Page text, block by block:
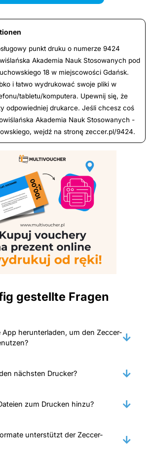
punkt druku o numerze 9424
Akademia Nauk Stosowanych pod
18 w miejscowości Gdańsk.
i łatwo wydrukować swoje pliki w
tabletu/komputera. Upewnij się, że
odpowiedniej drukarce. Jeśli chcesz coś
Akademia Nauk Stosowanych -
wejdź na stronę zeccer.pl/9424.
gestellte Fragen
App herunterladen, um den Zeccer-
nächsten Drucker?
zum Drucken hinzu?
unterstützt der Zeccer-